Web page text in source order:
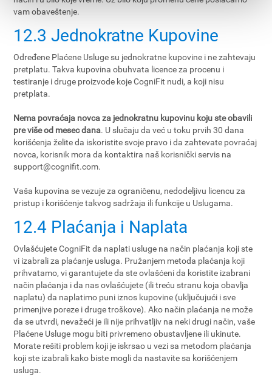
vam obaveštenje.
12.3 Jednokratne Kupovine
Određene Plaćene Usluge su jednokratne kupovine i ne zahtevaju
pretplatu. Takva kupovina obuhvata licence za procenu i
testiranje i druge proizvode koje CogniFit nudi, a koji nisu
pretplata.
Nema povraćaja novca za jednokratnu kupovinu koju ste obavili
pre više od mesec dana. U slučaju da već u toku prvih 30 dana
korišćenja želite da iskoristite svoje pravo i da zahtevate povraćaj
novca, korisnik mora da kontaktira naš korisnički servis na
support@cognifit.com.
Vaša kupovina se vezuje za ograničenu, nedodeljivu licencu za
pristup i korišćenje takvog sadržaja ili funkcije u Uslugama.
12.4 Plaćanja i Naplata
Ovlašćujete CogniFit da naplati usluge na način plaćanja koji ste
vi izabrali za plaćanje usluga. Pružanjem metoda plaćanja koji
prihvatamo, vi garantujete da ste ovlašćeni da koristite izabrani
način plaćanja i da nas ovlašćujete (ili treću stranu koja obavlja
naplatu) da naplatimo puni iznos kupovine (uključujući i sve
primenjive poreze i druge troškove). Ako način plaćanja ne može
da se utvrdi, nevažeći je ili nije prihvatljiv na neki drugi način, vaše
Plaćene Usluge mogu biti privremeno obustavljene ili ukinute.
Morate rešiti problem koji je iskrsao u vezi sa metodom plaćanja
koji ste izabrali kako biste mogli da nastavite sa korišćenjem
usluga.